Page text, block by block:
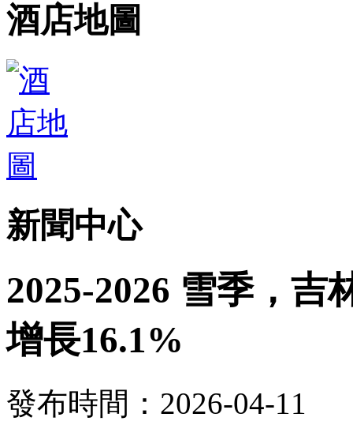
酒店地圖
新聞中心
2025-2026 雪季，吉
增長16.1%
發布時間：2026-04-11